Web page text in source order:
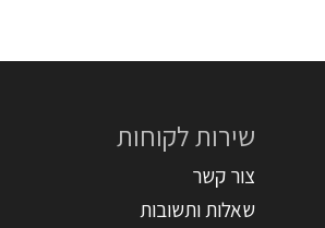
שירות לקוחות
צור קשר
שאלות ותשובות